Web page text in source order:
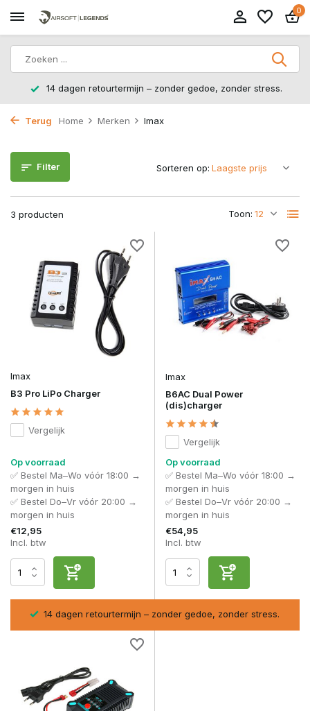
0
14 dagen retourtermijn – zonder gedoe, zonder stress.
Terug Home Merken Imax
Filter
3 producten Toon:
Sorteren op:
Imax
B3 Pro LiPo Charger
Vergelijk
Op voorraad
✅ Bestel Ma–Wo vóór 18:00 →
morgen in huis
✅ Bestel Do–Vr vóór 20:00 →
morgen in huis
€12,95
Incl. btw
Imax
B6AC Dual Power
(dis)charger
Vergelijk
Op voorraad
✅ Bestel Ma–Wo vóór 18:00 →
morgen in huis
✅ Bestel Do–Vr vóór 20:00 →
morgen in huis
€54,95
Incl. btw
14 dagen retourtermijn – zonder gedoe, zonder stress.